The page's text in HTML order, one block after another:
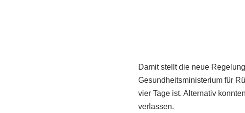
Damit stellt die neue
Gesundheitsministerium für
vier Tage ist. Alternativ
verlassen.